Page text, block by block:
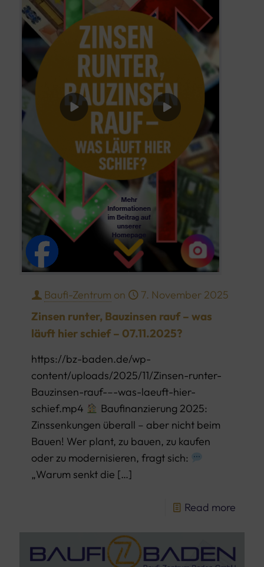
Baufi-Zentrum on 7. November 2025
Zinsen runter, Bauzinsen rauf – was
läuft hier schief – 07.11.2025?
https://bz-baden.de/wp-
content/uploads/2025/11/Zinsen-runter-
Bauzinsen-rauf-–-was-laeuft-hier-
schief.mp4
Baufinanzierung 2025:
Zinssenkungen überall – aber nicht beim
Bauen! Wer plant, zu bauen, zu kaufen
oder zu modernisieren, fragt sich:
„Warum senkt die […]
Read more